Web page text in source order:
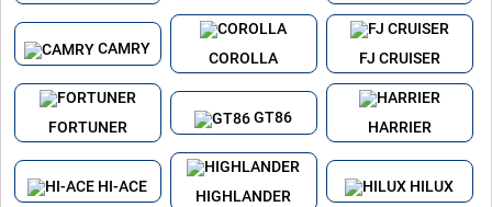
CAMRY
COROLLA FJ CRUISER
FORTUNER
GT86
HARRIER
HI-ACE
HIGHLANDER
HILUX